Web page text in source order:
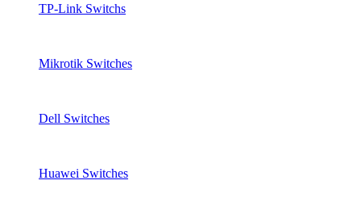
TP-Link Switchs
Mikrotik Switches
Dell Switches
Huawei Switches